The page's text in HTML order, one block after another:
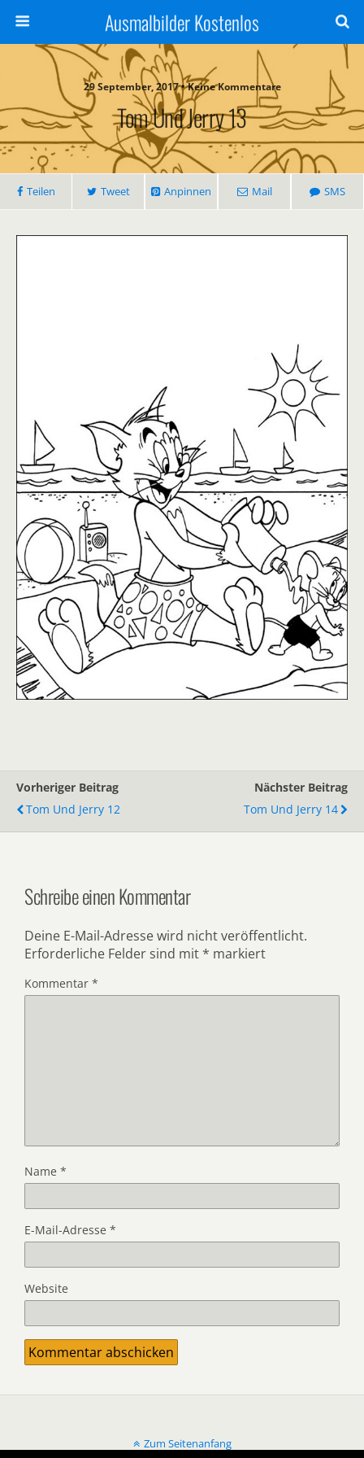
Ausmalbilder Kostenlos
29 September, 2017 • Keine Kommentare
Tom Und Jerry 13
Teilen Tweet Anpinnen Mail SMS
Vorheriger Beitrag
Tom Und Jerry 12
Nächster Beitrag
Tom Und Jerry 14
Schreibe einen Kommentar
Deine E-Mail-Adresse wird nicht veröffentlicht.
Erforderliche Felder sind mit * markiert
Kommentar *
Name *
E-Mail-Adresse *
Website
Zum Seitenanfang